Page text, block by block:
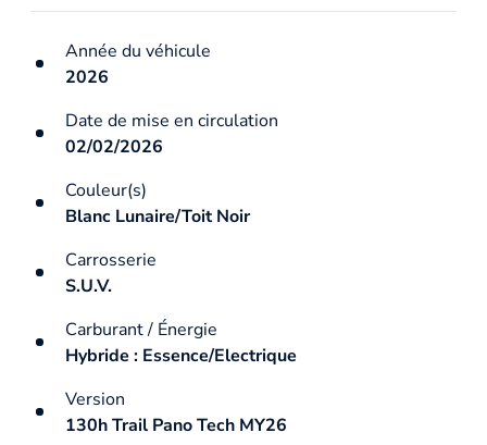
Année du véhicule
2026
Date de mise en circulation
02/02/2026
Couleur(s)
Blanc Lunaire/Toit Noir
Carrosserie
S.U.V.
Carburant / Énergie
Hybride : Essence/Electrique
Version
130h Trail Pano Tech MY26